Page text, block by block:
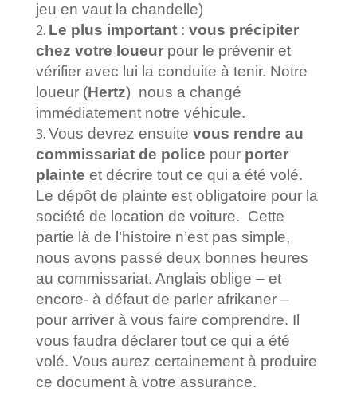
jeu en vaut la chandelle)
Le plus important: vous précipiter
chez votre loueur pour le prévenir et
vérifier avec lui la conduite à tenir. Notre
loueur (Hertz) nous a changé
immédiatement notre véhicule.
Vous devrez ensuite vous rendre au
commissariat de police pour porter
plainte et décrire tout ce qui a été volé.
Le dépôt de plainte est obligatoire pour la
société de location de voiture. Cette
partie là de l’histoire n’est pas simple,
nous avons passé deux bonnes heures
au commissariat. Anglais oblige – et
encore- à défaut de parler afrikaner –
pour arriver à vous faire comprendre. Il
vous faudra déclarer tout ce qui a été
volé. Vous aurez certainement à produire
ce document à votre assurance.